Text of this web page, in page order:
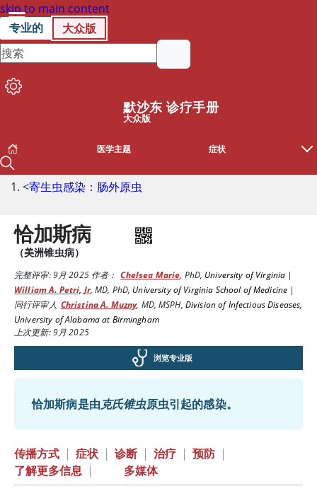
skip to main content
专业的
大众版
默沙东 诊疗手册
大众版
医学主题 症状
<寄生虫感染：肠外原虫
恰加斯病
（美洲锥虫病）
完整评审:9月 2025作者： Chelsea Marie, PhD, University of Virginia |
William A. Petri, Jr,MD, PhD, University of Virginia School of Medicine |
同行评审人 Christina A. Muzny, MD, MSPH, Division of Infectious Diseases,
University of Alabama at Birmingham
上次更新: 9月 2025
浏览专业版
恰加斯病是由克氏锥虫原虫引起的感染。
传播方式 | 症状 | 诊断 | 治疗 | 预防 |
了解更多信息 | 多媒体